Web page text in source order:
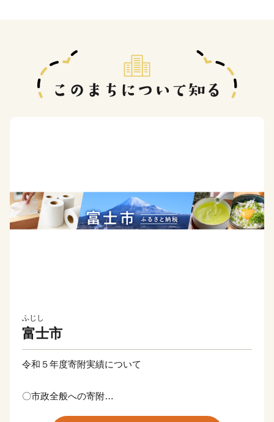
ふじし
富士市
令和５年度寄附実績について
〇市政全般への寄附